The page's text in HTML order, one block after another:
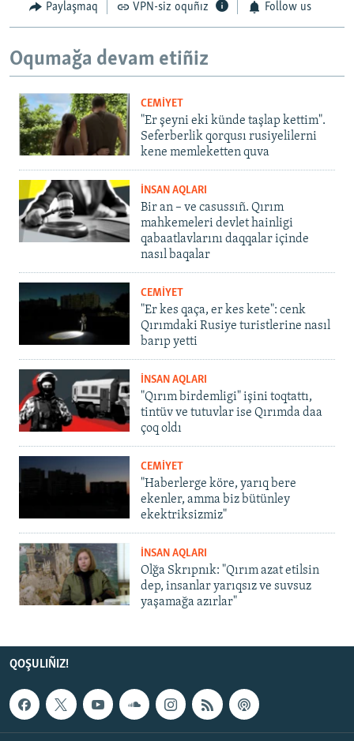
Paylaşmaq VPN-siz oquñız Follow us
Oqumağa devam etiñiz
CEMİYET
"Er şeyni eki künde taşlap kettim".
Seferberlik qorqusı rusiyelilerni
kene memleketten quva
İNSAN AQLARI
Bir an – ve casussıñ. Qırım
mahkemeleri devlet hainligi
qabaatlavlarını daqqalar içinde
nasıl baqalar
CEMİYET
"Er kes qaça, er kes kete": cenk
Qırımdaki Rusiye turistlerine nasıl
barıp yetti
İNSAN AQLARI
"Qırım birdemligi" işini toqtattı,
tintüv ve tutuvlar ise Qırımda daa
çoq oldı
CEMİYET
"Haberlerge köre, yarıq bere
ekenler, amma biz bütünley
ekektriksizmiz"
İNSAN AQLARI
Olğa Skrıpnık: "Qırım azat etilsin
dep, insanlar yarıqsız ve suvsuz
yaşamağa azırlar"
QOŞULIÑIZ!